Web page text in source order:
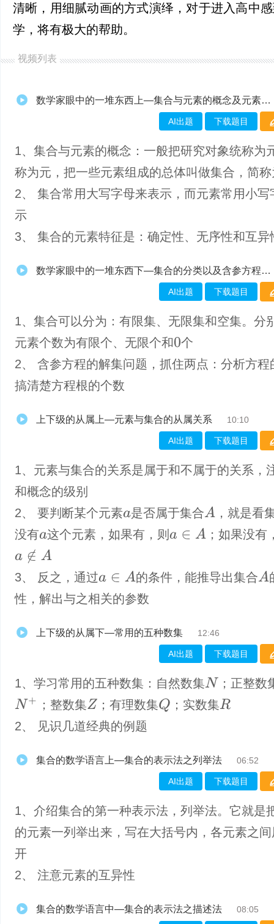
清晰，用细腻动画的方式演绎，对于进入高中
学，将有极大的帮助。
视频列表
数学家眼中的一堆东西上—集合与元素的概念及元素的三大特性
AI出题 下载题目
1、​集合与元素的概念：一般把研究对象统称为
称为元，把一些元素组成的总体叫做集合，简
2、 集合常用大写字母来表示，而元素常用小写
示
3、 集合的元素特征是：确定性、无序性和互异
数学家眼中的一堆东西下—集合的分类以及含参方程的解集问题
AI出题 下载题目
1、集合可以分为：有限集、无限集和空集。分
元素个数为有限个、无限个和0 个
2、 含参方程的解集问题，抓住两点：分析方程
搞清楚方程根的个数
上下级的从属上—元素与集合的从属关系 10:10
AI出题 下载题目
1、元素与集合的关系是属于和不属于的关系，
和概念的级别
2、 要判断某个元素a 是否属于集合 A
，就是看
没有a 这个元素，如果有，则 a∈ A ；如果没有
a∉ A
3、 反之，通过a∈ A 的条件，能推导出集合 A
性，解出与之相关的参数
上下级的从属下—常用的五种数集 12:46
AI出题 下载题目
1、学习常用的五种数集：自然数集 N ；正整数
N+ ；整数集 Z ；有理数集Q ；实数集 R
2、 见识几道经典的例题
集合的数学语言上—集合的表示法之列举法 06:52
AI出题 下载题目
1、介绍集合的第一种表示法，列举法。它就是
的元素一列举出来，写在大括号内，各元素之
开
2、 注意元素的互异性
集合的数学语言中—集合的表示法之描述法 08:05